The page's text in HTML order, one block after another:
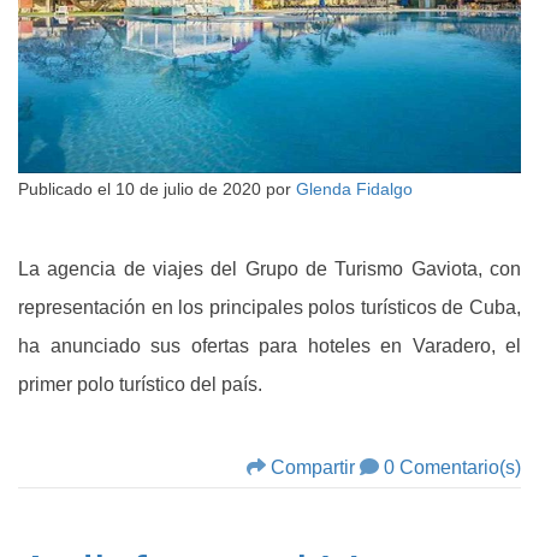
Publicado el 10 de julio de 2020 por Glenda Fidalgo
La agencia de viajes del Grupo de Turismo Gaviota, con
representación en los principales polos turísticos de Cuba,
ha anunciado sus ofertas para hoteles en Varadero, el
primer polo turístico del país.
Compartir 0 Comentario(s)